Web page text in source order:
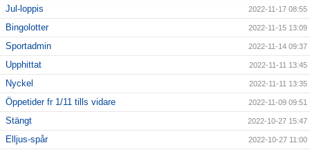
Jul-loppis 2022-11-17 08:55
Bingolotter 2022-11-15 13:09
Sportadmin 2022-11-14 09:37
Upphittat 2022-11-11 13:45
Nyckel 2022-11-11 13:35
Öppetider fr 1/11 tills vidare 2022-11-09 09:51
Stängt 2022-10-27 15:47
Elljus-spår 2022-10-27 11:00